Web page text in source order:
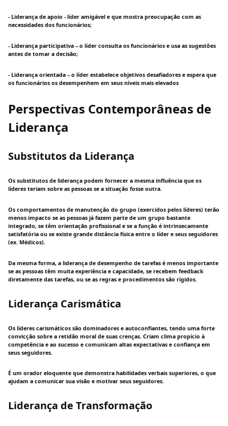
- Liderança de apoio - líder amigável e que mostra preocupação com as
necessidades dos funcionários;
- Liderança participativa – o líder consulta os funcionários e usa as sugestões
antes de tomar a decisão;
- Liderança orientada – o líder estabelece objetivos desafiadores e espera que
os funcionários os desempenhem em seus níveis mais elevados
Perspectivas Contemporâneas de
Liderança
Substitutos da Liderança
Os substitutos de liderança podem fornecer a mesma influência que os
líderes teriam sobre as pessoas se a situação fosse outra.
Os comportamentos de manutenção do grupo (exercidos pelos líderes) terão
menos impacto se as pessoas já fazem parte de um grupo bastante
integrado, se têm orientação profissional e se a função é intrinsecamente
satisfatória ou se existe grande distância física entre o líder e seus seguidores
(ex. Médicos).
Da mesma forma, a liderança de desempenho de tarefas é menos importante
se as pessoas têm muita experiência e capacidade, se recebem feedback
diretamente das tarefas, ou se as regras e procedimentos são rígidos.
Liderança Carismática
Os líderes carismáticos são dominadores e autoconfiantes, tendo uma forte
convicção sobre a retidão moral de suas crenças. Criam clima propício à
competência e ao sucesso e comunicam altas expectativas e confiança em
seus seguidores.
É um orador eloquente que demonstra habilidades verbais superiores, o que
ajudam a comunicar sua visão e motivar seus seguidores.
Liderança de Transformação